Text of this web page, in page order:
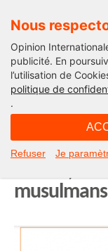
Nous
Opinion
publicité. En
l’utilisation de
politique de
.
Refuser Je
International
Heureux